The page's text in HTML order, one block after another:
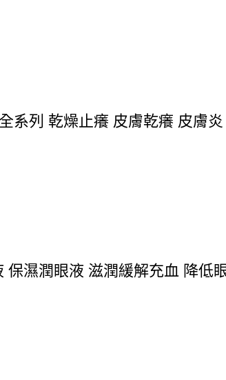
系列 乾燥止癢 皮膚乾癢 皮膚
濕潤眼液 滋潤緩解充血 降低